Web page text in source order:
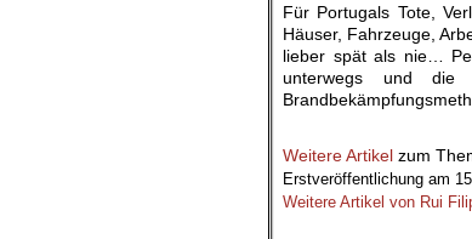
Für Portugals Tote,
Häuser, Fahrzeuge,
lieber spät als nie…
unterwegs und die
Weitere Artikel zum
Erstveröffentlichung am
Weitere Artikel von Rui